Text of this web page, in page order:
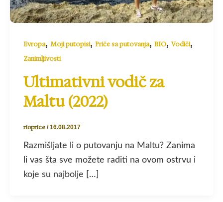
Evropa, Moji putopisi, Priče sa putovanja, RIO, Vodiči,
Zanimljivosti
Ultimativni vodič za
Maltu (2022)
rioprice /16.08.2017
Razmišljate li o putovanju na Maltu? Zanima
li vas šta sve možete raditi na ovom ostrvu i
koje su najbolje […]